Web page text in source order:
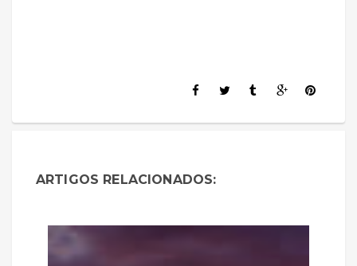
ARTIGOS RELACIONADOS: